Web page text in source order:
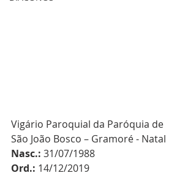
Vigário Paroquial da Paróquia de
São João Bosco – Gramoré - Natal
Nasc.: 31/07/1988
Ord.: 14/12/2019